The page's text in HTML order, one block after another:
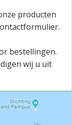
producten
bestellingen.
wij u uit